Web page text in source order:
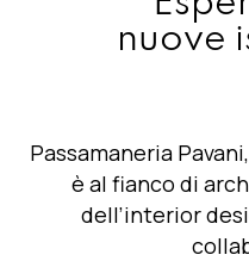
nuove
Passamaneria
è al fianco di
dell’interior